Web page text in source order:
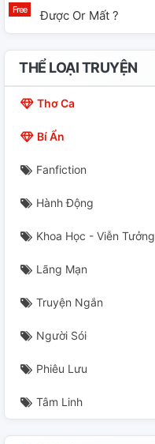
Được Or Mất ?
THỂ LOẠI TRUYỆN
Thơ Ca
Bí Ẩn
Fanfiction
Hành Động
Khoa Học - Viễn Tưởng
Lãng Mạn
Truyện Ngắn
Người Sói
Phiêu Lưu
Tâm Linh